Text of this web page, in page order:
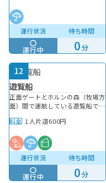
最新のデジタル技術が融合し
た、”未来のアソビ”を身体いっぱ
い楽しめる次世代型アトラクショ
ンです！また、りんどう湖デジタ
ルぼうけんラボには ”ここにしか
ないオリジナルコンテンツ”
も……⁉りんどう湖×デジタル。
遊びは、次世代へ!【利用料金】
入園のみの方 初回10分お試し
有り 60分850円 (10分以内の退
場で無料)エンジョイパス 初回
30分無料 以降30分毎に
延長料250円 2
回目の入場から60分500円 以降
30分毎に延長料250円年間パスポ
ート 60分無料(回数制限無し)
以降30分毎に延長料250円 ※3歳
からアトラクション利用料金（追
加料金）が発生いたします。注意
事項：※入園のみでご入園された
運行状況
運行中
待ち時間
0分
12
遊覧船
正面ゲートとホルンの森（牧場方
面）間で運航している遊覧船で
園内の風景をお楽しみください。
時間15分 45分発 ホルンの森桟
橋→ゲート桟橋 各時間 0分 30
分発 ※時刻は目安としてご利用
ください。状況により定刻前に出
航する場合がございます。 ～ワ
料金 1人片道600円
運行状況
運行中
待ち時間
0分